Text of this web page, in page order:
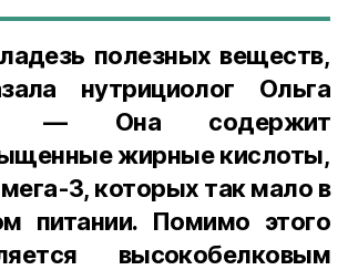
полезных веществ,
нутрициолог Ольга
— Она содержит
жирные кислоты,
3, которых так мало в
питании. Помимо этого
высокобелковым